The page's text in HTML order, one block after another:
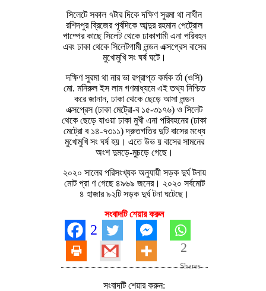
সিলেটে সকাল ৭টার দিকে দক্ষিণ সুরমা থা নাধীন
রশিদপুর ব্রিজের পূর্বদিকে আব্দুর রহমান পেট্রোল
পাম্পের কাছে সিলেট থেকে ঢাকাগামী এনা পরিবহন
এবং ঢাকা থেকে সিলেটগামী লন্ডন এক্সপ্রেস বাসের
মুখোমুখি সং ঘর্ষ ঘটে।
দক্ষিণ সুরমা থা নার ভা রপ্রাপ্ত কর্মক র্তা (ওসি)
মো. মনিরুল ইস লাম গণমাধ্যমে এই তথ্য নিশ্চিত
করে জানান, ঢাকা থেকে ছেড়ে আসা লন্ডন
এক্সপ্রেস (ঢাকা মেট্রো-ব ১৫-৩১৭৬) ও সিলেট
থেকে ছেড়ে যাওয়া ঢাকা মুখী এনা পরিবহনের (ঢাকা
মেট্রো ব ১৪-৭৩১১) দ্রুতগতির দুটি বাসের মধ্যে
মুখোমুখি সং ঘর্ষ হয়। এতে উভ য় বাসের সামনের
অংশ দুমড়ে-মুচড়ে গেছে।
২০২০ সালের পরিসংখ্যক অনুযায়ী সড়ক দুর্ঘ টনায়
মোট প্রা ণ গেছে ৪৯৬৯ জনের। ২০২০ সর্বমোট
৪ হাজার ৯২টি সড়ক দুর্ঘ টনা ঘটেছে।
সংবাদটি শেয়ার করুন
2
2
Shares
সংবাদটি শেয়ার করুন: